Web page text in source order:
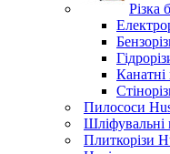
Різка
Пилососи
Плиткорізи